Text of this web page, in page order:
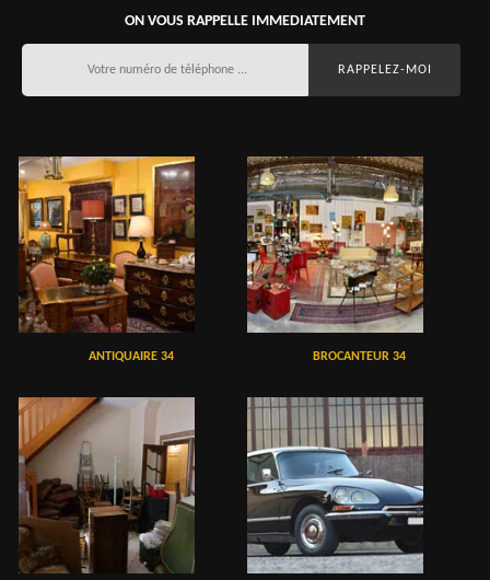
ON VOUS RAPPELLE IMMEDIATEMENT
ANTIQUAIRE 34 BROCANTEUR 34